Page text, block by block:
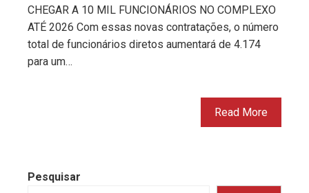
CHEGAR A 10 MIL FUNCIONÁRIOS NO COMPLEXO
ATÉ 2026 Com essas novas contratações, o número
total de funcionários diretos aumentará de 4.174
para um…
Read More
Pesquisar